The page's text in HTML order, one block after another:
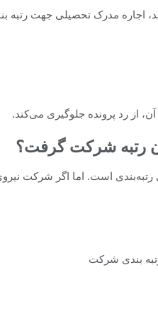
اجاره مدرک تحصیلی جهت رتبه
از رد پرونده جلوگیری می‌کند.
رتبه شرکت گرفت؟
است. اما اگر شرکت
بندی شرکت